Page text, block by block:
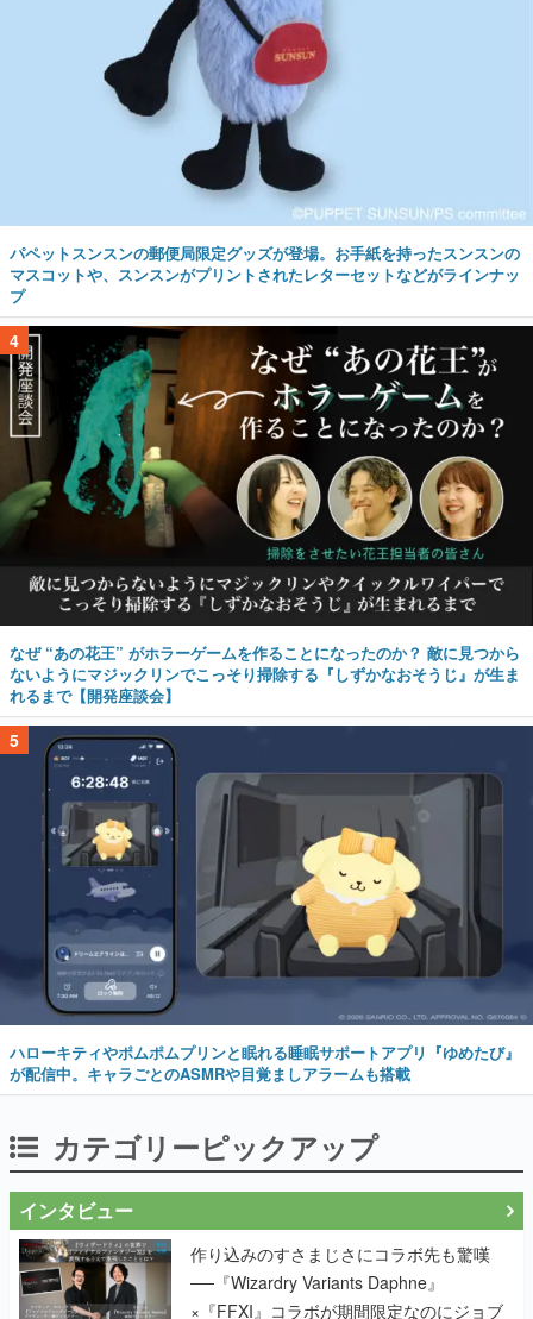
パペットスンスンの郵便局限定グッズが登場。お手紙を持ったスンスンの
マスコットや、スンスンがプリントされたレターセットなどがラインナッ
プ
4
なぜ “あの花王” がホラーゲームを作ることになったのか？ 敵に見つから
ないようにマジックリンでこっそり掃除する『しずかなおそうじ』が生ま
れるまで【開発座談会】
5
ハローキティやポムポムプリンと眠れる睡眠サポートアプリ『ゆめたび』
が配信中。キャラごとのASMRや目覚ましアラームも搭載
カテゴリーピックアップ
インタビュー
作り込みのすさまじさにコラボ先も驚嘆
──『Wizardry Variants Daphne』
×『FFXI』コラボが期間限定なのにジョブ